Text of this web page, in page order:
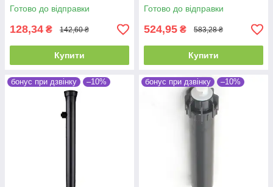
Готово до відправки
128,34 ₴ 142,60 ₴
Купити
Готово до відправки
524,95 ₴ 583,28 ₴
Купити
бонус при дзвінку –10% бонус при дзвінку –10%